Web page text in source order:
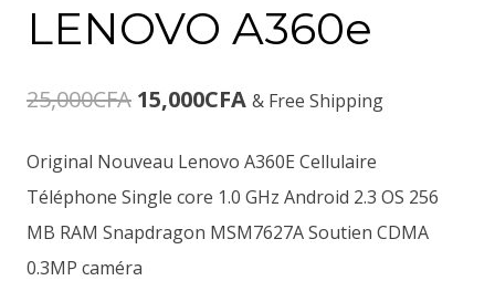
LENOVO A360e
25,000CFA Le
initial
était :
25,000CFA.
15,000CFALe
actuel
est :
& Free Shipping
Original Nouveau Lenovo A360E Cellulaire
Téléphone Single core 1.0 GHz Android 2.3 OS 256
MB RAM Snapdragon MSM7627A Soutien CDMA
0.3MP caméra